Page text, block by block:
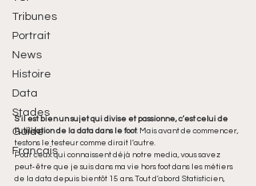
Tribunes
Portrait
News
Histoire
Data
Stades
Guide
Francais
S’il est bien un sujet qui divise et passionne, c’est celui de
l’utilisation de la data dans le foot. Mais avant de commencer,
testons le testeur comme dirait l’autre.
Pour ceux qui connaissent déjà notre media, vous savez
peut-être que je suis dans ma vie hors foot dans les métiers
de la data depuis bientôt 15 ans. Tout d’abord Statisticien,